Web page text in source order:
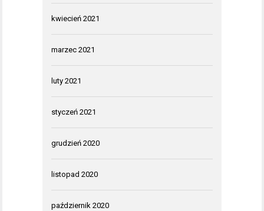
kwiecień 2021
marzec 2021
luty 2021
styczeń 2021
grudzień 2020
listopad 2020
październik 2020